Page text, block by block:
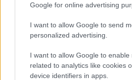
Google for online advertising
I want to allow Google to send
personalized advertising.
I want to allow Google to enable
related to analytics like cookies
device identifiers in apps.
IL PIÙ LETTO DEL